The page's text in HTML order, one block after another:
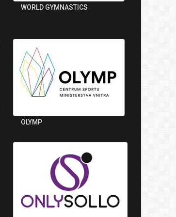
WORLD GYMNASTICS
OLYMP